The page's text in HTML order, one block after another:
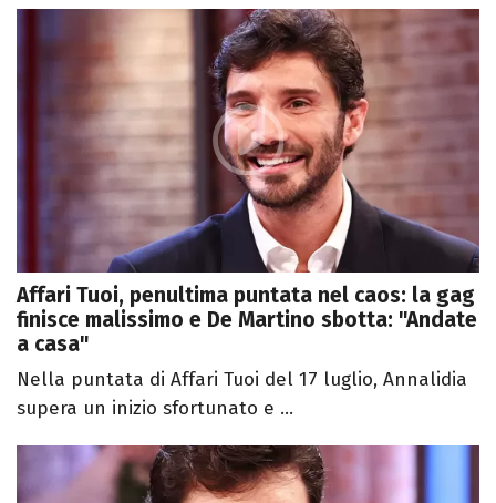
Affari Tuoi, penultima puntata nel caos: la gag
finisce malissimo e De Martino sbotta: "Andate
a casa"
Nella puntata di Affari Tuoi del 17 luglio, Annalidia
supera un inizio sfortunato e ...